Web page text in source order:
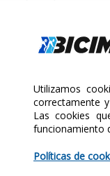
$255.00
Políticas de
Políticas de
Copyright 2025
Agosto 8, 2026
Utilizamos
correctamente
Las cookies
funcionamiento
Políticas de